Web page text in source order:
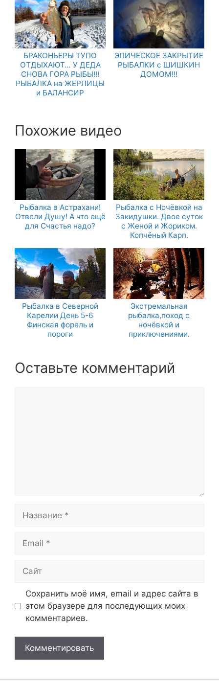
БРАКОНЬЕРЫ ТУПО
ОТДЫХАЮТ… У ДЕДА
СНОВА ГОРА РЫБЫ!!!
РЫБАЛКА на ЖЕРЛИЦЫ
и БАЛАНСИР
ЭПИЧЕСКОЕ ЗАКРЫТИЕ
РЫБАЛКИ с ШИШКИН
ДОМОМ!!!
Похожие видео
Рыбалка в Астрахани!
Отвели Душу! А что ещё
для Счастья надо?
Рыбалка с Ночёвкой на
Закидушки. Двое суток
с Женой и Жориком.
Копчёный Карп.
Рыбалка в Северной
Карелии День 5-6
Финская форель и
пороги
Экстремальная
рыбалка,поход с
ночёвкой и
приключениями.
Оставьте комментарий
Сохранить моё имя, email и адрес сайта в
этом браузере для последующих моих
комментариев.